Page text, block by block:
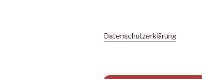
Datenschutzerklärung